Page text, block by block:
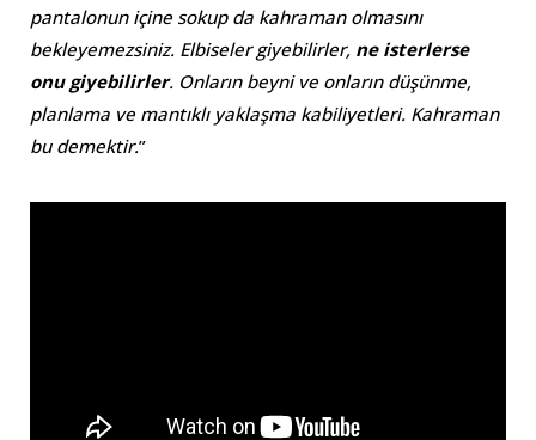
pantalonun içine sokup da kahraman olmasını
bekleyemezsiniz. Elbiseler giyebilirler, ne isterlerse
onu giyebilirler. Onların beyni ve onların düşünme,
planlama ve mantıklı yaklaşma kabiliyetleri. Kahraman
bu demektir.”